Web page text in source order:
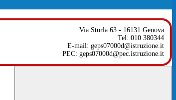
Via Sturla 63 - 16131 Genova
Tel: 010 380344
E-mail: geps07000d@istruzione.it
PEC: geps07000d@pec.istruzione.it